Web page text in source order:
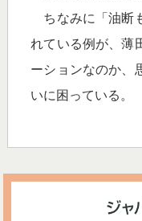
ちなみに「油断
れている例が、薄
ーションなのか、
いに困っている。